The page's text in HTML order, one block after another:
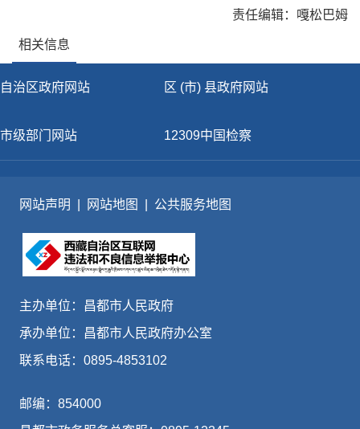
责任编辑：嘎松巴姆
相关信息
自治区政府网站 区 (市) 县政府网站
市级部门网站 12309中国检察
网站声明 网站地图 公共服务地图
主办单位：昌都市人民政府
承办单位：昌都市人民政府办公室
联系电话：0895-4853102
邮编：854000